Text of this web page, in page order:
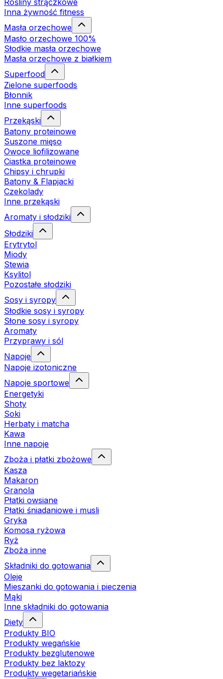
Rośliny strączkowe
Inna żywność fitness
Masła orzechowe
Masło orzechowe 100%
Słodkie masła orzechowe
Masła orzechowe z białkiem
Superfood
Zielone superfoods
Błonnik
Inne superfoods
Przekąski
Batony proteinowe
Suszone mięso
Owoce liofilizowane
Ciastka proteinowe
Chipsy i chrupki
Batony & Flapjacki
Czekolady
Inne przekąski
Aromaty i słodziki
Słodziki
Erytrytol
Miody
Stewia
Ksylitol
Pozostałe słodziki
Sosy i syropy
Słodkie sosy i syropy
Słone sosy i syropy
Aromaty
Przyprawy i sól
Napoje
Napoje izotoniczne
Napoje sportowe
Energetyki
Shoty
Soki
Herbaty i matcha
Kawa
Inne napoje
Zboża i płatki zbożowe
Kasza
Makaron
Granola
Płatki owsiane
Płatki śniadaniowe i musli
Gryka
Komosa ryżowa
Ryż
Zboża inne
Składniki do gotowania
Oleje
Mieszanki do gotowania i pieczenia
Mąki
Inne składniki do gotowania
Diety
Produkty BIO
Produkty wegańskie
Produkty bezglutenowe
Produkty bez laktozy
Produkty wegetariańskie